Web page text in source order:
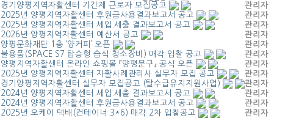
경기양평지역자활센터 기간제 근로자 모집공고 관리자
2025년 양평지역자활센터 후원금사용결과보고서 공고 관리자
2025년 양평지역자활센터 세입.세출 결과보고서 공고 관리자
2026년 양평지역자활센터 예산서 공고 관리자
양평문화재단 1층 ‘양커피’ 오픈 관리자
불용품(SPACE S7 탑승형 습식 청소장비) 매각 입찰 공고 관리자
양평지역자활센터 온라인 쇼핑몰 『양평문구』 공식 오픈 관리자
2025년 양평지역자활센터 자활사례관리사 실무자 모집 공고 관리자
경기양평지역자활센터 실무자 모집공고 (탈수급유지지원사업) 관리자
2024년 양평지역자활센터 세입.세출 결과보고서 공고 관리자
2024년 양평지역자활센터 후원금사용결과보고서 공고 관리자
2025년 오케이 택배(컨테이너 3*6) 매각 2차 입찰공고 관리자